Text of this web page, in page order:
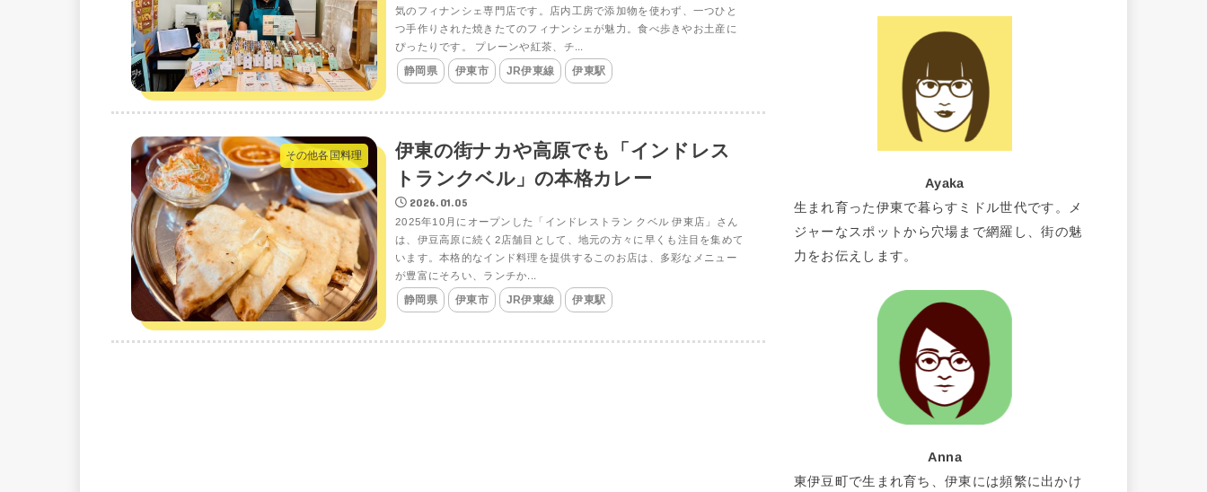
気のフィナンシェ専門店です。店内工房で添加物を使わず、一つひと
つ手作りされた焼きたてのフィナンシェが魅力。食べ歩きやお土産に
ぴったりです。 プレーンや紅茶、チ...
静岡県 伊東市 JR伊東線 伊東駅
その他各国料理
伊東の街ナカや高原でも「インドレス
トランクベル」の本格カレー
2026.01.05
2025年10月にオープンした「インドレストラン クベル 伊東店」さん
は、伊豆高原に続く2店舗目として、地元の方々に早くも注目を集めて
います。本格的なインド料理を提供するこのお店は、多彩なメニュー
が豊富にそろい、ランチか...
静岡県 伊東市 JR伊東線 伊東駅
Ayaka
生まれ育った伊東で暮らすミドル世代です。メ
ジャーなスポットから穴場まで網羅し、街の魅
力をお伝えします。
Anna
東伊豆町で生まれ育ち、伊東には頻繁に出かけ